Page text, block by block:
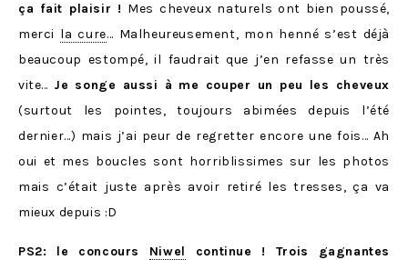
ça fait plaisir ! Mes cheveux naturels ont bien poussé,
merci la cure… Malheureusement, mon henné s’est déjà
beaucoup estompé, il faudrait que j’en refasse un très
vite… Je songe aussi à me couper un peu les cheveux
(surtout les pointes, toujours abimées depuis l’été
dernier…) mais j’ai peur de regretter encore une fois… Ah
oui et mes boucles sont horriblissimes sur les photos
mais c’était juste après avoir retiré les tresses, ça va
mieux depuis :D
PS2: le concours Niwel
continue ! Trois gagnantes